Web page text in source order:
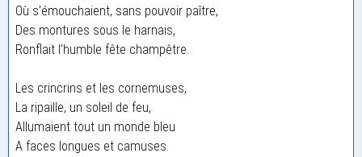
Où s'émouchaient, sans pouvoir paître,
Des montures sous le harnais,
Ronflait l'humble fête champêtre.
Les crincrins et les cornemuses,
La ripaille, un soleil de feu,
Allumaient tout un monde bleu
A faces longues et camuses.